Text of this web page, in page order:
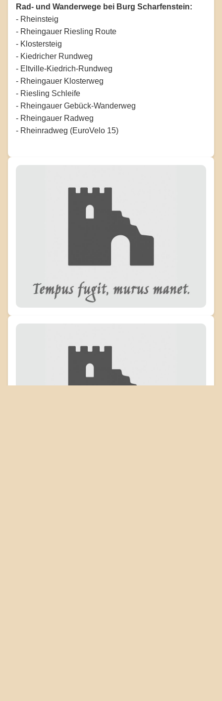
Rad- und Wanderwege bei Burg Scharfenstein:
- Rheinsteig
- Rheingauer Riesling Route
- Klostersteig
- Kiedricher Rundweg
- Eltville-Kiedrich-Rundweg
- Rheingauer Klosterweg
- Riesling Schleife
- Rheingauer Gebück-Wanderweg
- Rheingauer Radweg
- Rheinradweg (EuroVelo 15)